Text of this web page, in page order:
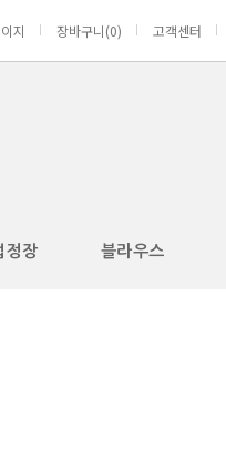
지 장바구니(0) 고객센터
정장 블라우스